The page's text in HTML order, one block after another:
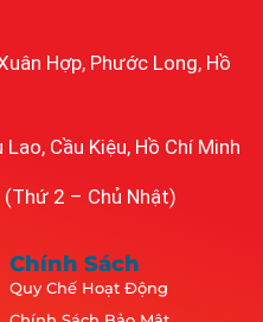
Hợp, Phước Long, Hồ
Lao, Cầu Kiệu, Hồ Chí Minh
2 – Chủ Nhật)
Chính Sách
Quy Chế Hoạt Động